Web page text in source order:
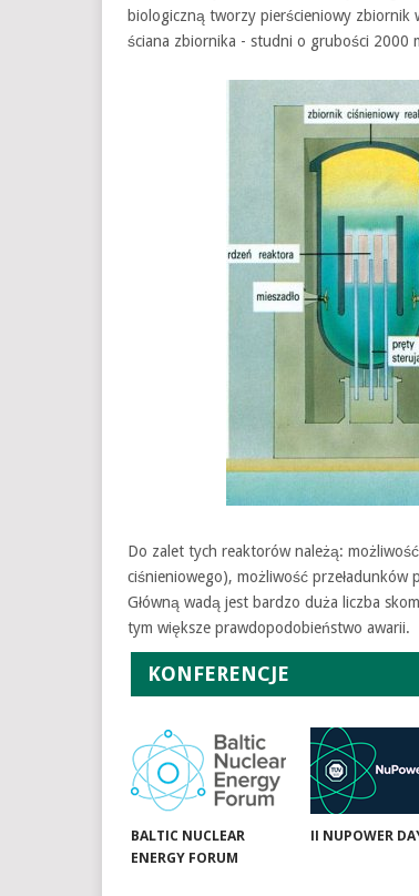
biologiczną tworzy pierścieniowy
ściana zbiornika - studni o grubości 2000
Do zalet tych reaktorów należą:
ciśnieniowego), możliwość przeładunków
Główną wadą jest bardzo duża liczba
tym większe prawdopodobieństwo awarii.
KONFERENCJE
BALTIC NUCLEAR
ENERGY FORUM
II NUPOWER